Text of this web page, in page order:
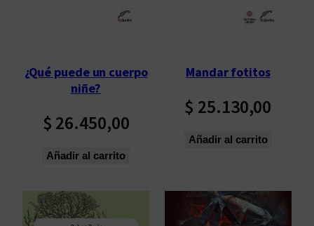
¿Qué puede un cuerpo
niñe?
$ 26.450,00
Añadir al carrito
Mandar fotitos
$ 25.130,00
Añadir al carrito